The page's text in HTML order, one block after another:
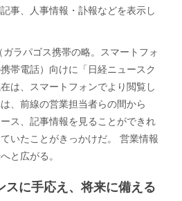
事、人事情報・訃報などを表示し
ラパゴス携帯の略。スマートフォ
帯電話）向けに「日経ニュースク
は、スマートフォンでより閲覧し
、前線の営業担当者らの間から
ス、記事情報を見ることができれ
いたことがきっかけだ。 営業情報
と広がる。
スに手応え、将来に備える